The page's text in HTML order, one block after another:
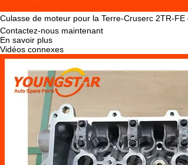
Culasse de moteur pour la Terre-Cruserc 2TR-
Contactez-nous maintenant
En savoir plus
Vidéos connexes